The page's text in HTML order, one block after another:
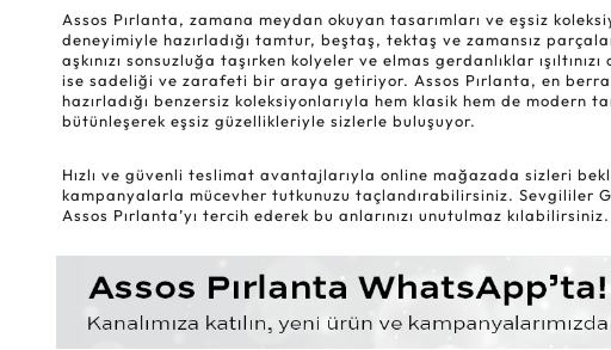
Assos Pırlanta, zamana meydan okuyan tasarımları ve eşsiz
deneyimiyle hazırladığı tamtur, beştaş, tektaş ve zamansız
aşkınızı sonsuzluğa taşırken kolyeler ve elmas gerdanlıklar
ise sadeliği ve zarafeti bir araya getiriyor. Assos Pırlanta, en
hazırladığı benzersiz koleksiyonlarıyla hem klasik hem de
bütünleşerek eşsiz güzellikleriyle sizlerle buluşuyor.
Hızlı ve güvenli teslimat avantajlarıyla online mağazada sizleri
kampanyalarla mücevher tutkunuzu taçlandırabilirsiniz. Sevgililer
Assos Pırlanta’yı tercih ederek bu anlarınızı unutulmaz kılabilirsiniz.